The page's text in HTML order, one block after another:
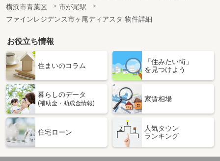
横浜市青葉区
市が尾駅
ファインレジデンス市ヶ尾ディアスタ 物件詳細
お役立ち情報
住まいのコラム
「住みたい街」
を見つけよう
暮らしのデータ
(補助金・助成金情報)
家賃相場
住宅ローン
人気タウン
ランキング